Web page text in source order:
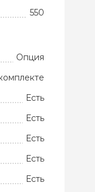
550
Опция
Есть
Есть
Есть
Есть
Есть